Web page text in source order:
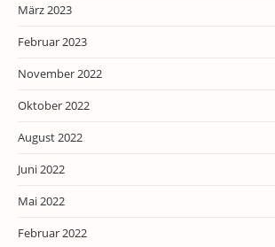
März 2023
Februar 2023
November 2022
Oktober 2022
August 2022
Juni 2022
Mai 2022
Februar 2022